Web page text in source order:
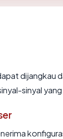
dijangkau
sinyal